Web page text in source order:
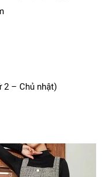
2 – Chủ nhật)